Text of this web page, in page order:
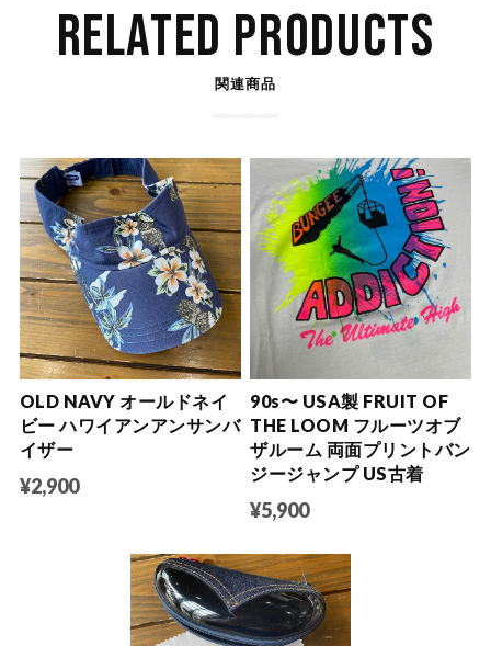
RELATED PRODUCTS
関連商品
OLD NAVY オールドネイ
ビー ハワイアンアンサンバ
イザー
¥2,900
90s〜 USA製 FRUIT OF
THE LOOM フルーツオブ
ザルーム 両面プリントバン
ジージャンプ US古着
¥5,900